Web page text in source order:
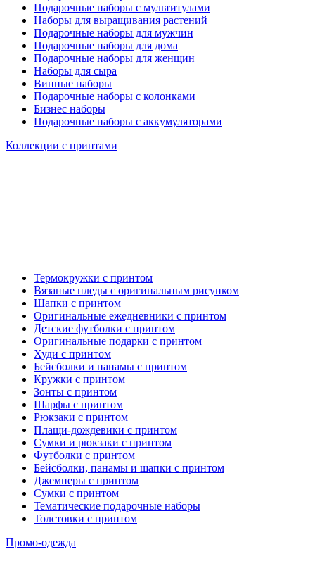
Подарочные наборы с мультитулами
Наборы для выращивания растений
Подарочные наборы для мужчин
Подарочные наборы для дома
Подарочные наборы для женщин
Наборы для сыра
Винные наборы
Подарочные наборы с колонками
Бизнес наборы
Подарочные наборы с аккумуляторами
Коллекции с принтами
Термокружки с принтом
Вязаные пледы с оригинальным рисунком
Шапки с принтом
Оригинальные ежедневники с принтом
Детские футболки с принтом
Оригинальные подарки с принтом
Худи с принтом
Бейсболки и панамы с принтом
Кружки с принтом
Зонты с принтом
Шарфы с принтом
Рюкзаки с принтом
Плащи-дождевики с принтом
Сумки и рюкзаки с принтом
Футболки с принтом
Бейсболки, панамы и шапки с принтом
Джемперы с принтом
Сумки с принтом
Тематические подарочные наборы
Толстовки с принтом
Промо-одежда